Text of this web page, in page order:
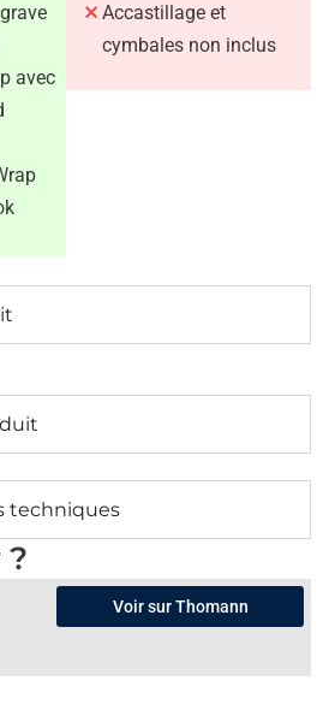
avec
Accastillage et
cymbales non inclus
techniques
Voir sur Thomann